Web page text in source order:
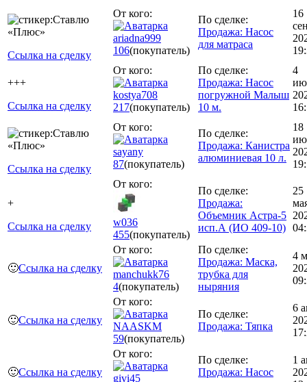
Ссылка на сделку
От кого:
ariadna999
106(покупатель)
По сделке:
Продажа: Насос
для матраса
16
+++
Ссылка на сделку
От кого:
kostya708
217(покупатель)
По сделке:
Продажа: Насос
погружной Малыш
10 м.
4
Ссылка на сделку
От кого:
sayany
87(покупатель)
По сделке:
Продажа: Канистра
алюминиевая 10 л.
18
+
Ссылка на сделку
От кого:
w036
455(покупатель)
По сделке:
Продажа:
Объемник Астра-5
исп.А (ИО 409-10)
25
🙂Ссылка на сделку
От кого:
manchukk76
4(покупатель)
По сделке:
Продажа: Маска,
трубка для
ныряния
4
🙂Ссылка на сделку
От кого:
NAASKM
59(покупатель)
По сделке:
Продажа: Тяпка
6
🙂Ссылка на сделку
От кого:
givi45
По сделке:
Продажа: Насос
1